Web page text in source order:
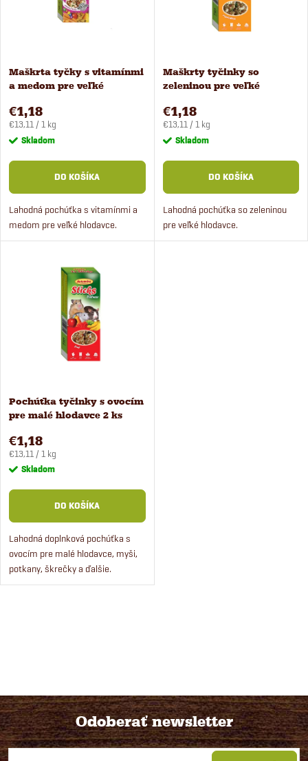
e
p
r
o
d
v
s
p
r
o
d
u
Maškrta tyčky s vitamínmi
a medom pre veľké
€1,18
Jednotková
cena:
€13,11 / 1 kg
Skladom
DO KOŠÍKA
Lahodná pochúťka s vitamínmi a
medom pre veľké hlodavce.
Maškrty tyčinky so
zeleninou pre veľké
€1,18
Jednotková
cena:
€13,11 / 1 kg
Skladom
DO KOŠÍKA
Lahodná pochúťka so zeleninou
pre veľké hlodavce.
Pochúťka tyčinky s ovocím
pre malé hlodavce 2 ks
€1,18
Jednotková
cena:
€13,11 / 1 kg
Skladom
DO KOŠÍKA
Lahodná doplnková pochúťka s
ovocím pre malé hlodavce, myši,
potkany, škrečky a ďalšie.
á
d
Z
Odoberať newsletter